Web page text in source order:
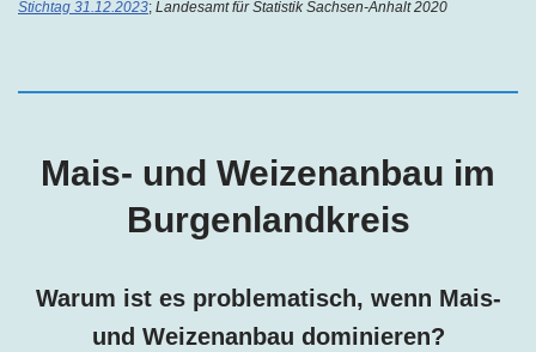
Stichtag 31.12.2023; Landesamt für Statistik Sachsen-Anhalt 2020
Mais- und Weizenanbau im
Burgenlandkreis
Warum ist es problematisch, wenn Mais-
und Weizenanbau dominieren?